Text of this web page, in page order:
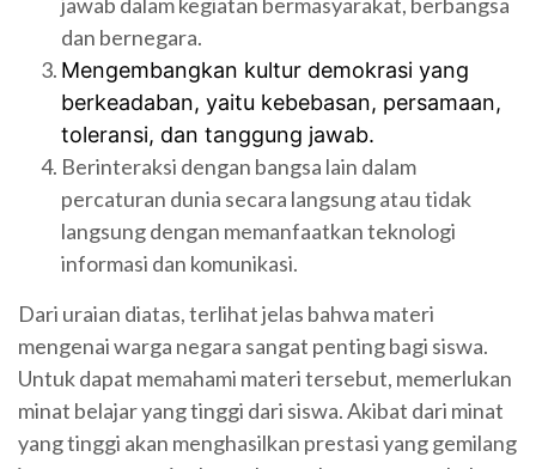
dan bernegara.
Mengembangkan kultur demokrasi yang
berkeadaban, yaitu kebebasan, persamaan,
toleransi, dan tanggung jawab.
Berinteraksi dengan bangsa lain dalam
percaturan dunia secara langsung atau tidak
langsung dengan memanfaatkan teknologi
informasi dan komunikasi.
Dari uraian diatas, terlihat jelas bahwa materi
mengenai warga negara sangat penting bagi siswa.
Untuk dapat memahami materi tersebut, memerlukan
minat belajar yang tinggi dari siswa. Akibat dari minat
yang tinggi akan menghasilkan prestasi yang gemilang